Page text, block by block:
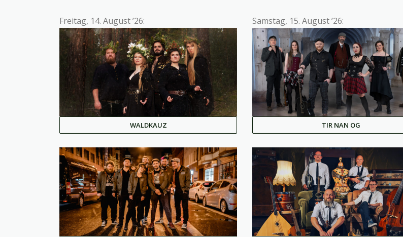
Freitag, 14. August ’26:
WALDKAUZ
Samstag, 15. August ’26:
TIR NAN OG